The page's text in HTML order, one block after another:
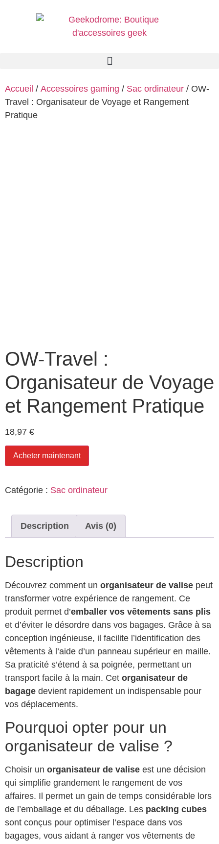
Accueil / Accessoires gaming / Sac ordinateur / OW-
Travel : Organisateur de Voyage et Rangement
Pratique
OW-Travel :
Organisateur de Voyage
et Rangement Pratique
18,97 €
Acheter maintenant
Catégorie : Sac ordinateur
Description Avis (0)
Description
Découvrez comment un organisateur de valise peut
transformer votre expérience de rangement. Ce
produit permet d’emballer vos vêtements sans plis
et d’éviter le désordre dans vos bagages. Grâce à sa
conception ingénieuse, il facilite l’identification des
vêtements à l’aide d’un panneau supérieur en maille.
Sa praticité s’étend à sa poignée, permettant un
transport facile à la main. Cet organisateur de
bagage devient rapidement un indispensable pour
vos déplacements.
Pourquoi opter pour un
organisateur de valise ?
Choisir un organisateur de valise est une décision
qui simplifie grandement le rangement de vos
affaires. Il permet un gain de temps considérable lors
de l’emballage et du déballage. Les packing cubes
sont conçus pour optimiser l’espace dans vos
bagages, vous aidant à ranger vos vêtements de